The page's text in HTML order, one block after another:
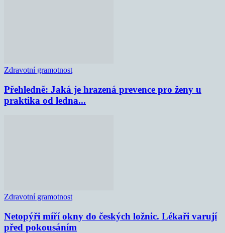
Zdravotní gramotnost
Přehledně: Jaká je hrazená prevence pro ženy u
praktika od ledna...
Zdravotní gramotnost
Netopýři míří okny do českých ložnic. Lékaři varují
před pokousáním